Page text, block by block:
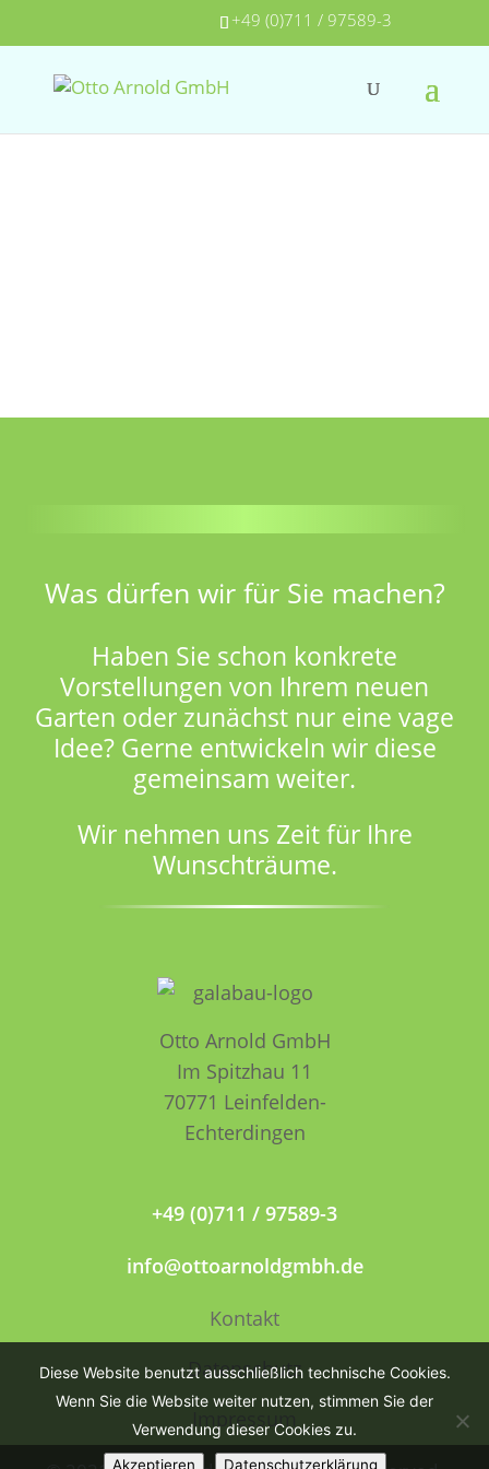
+49 (0)711 / 97589-3
Was dürfen wir für Sie machen?
Haben Sie schon konkrete
Vorstellungen von Ihrem neuen
Garten oder zunächst nur eine vage
Idee? Gerne entwickeln wir diese
gemeinsam weiter.
Wir nehmen uns Zeit für Ihre
Wunschträume.
Otto Arnold GmbH
Im Spitzhau 11
70771 Leinfelden­­
Echterdingen
+49 (0)711 / 97589-3
info@ottoarnoldgmbh.de
Kontakt
Datenschutz
Impressum
Diese Website benutzt ausschließlich technische Cookies.
Wenn Sie die Website weiter nutzen, stimmen Sie der
Verwendung dieser Cookies zu.
Akzeptieren Datenschutzerklärung